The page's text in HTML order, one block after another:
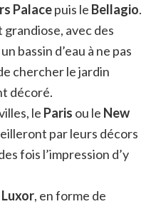
Palacepuis le Bellagio.
avec des
bassin d’eau à ne pas
chercher le jardin
décoré.
le Paris ou le New
par leurs décors
fois l’impression d’y
Luxor, en forme de